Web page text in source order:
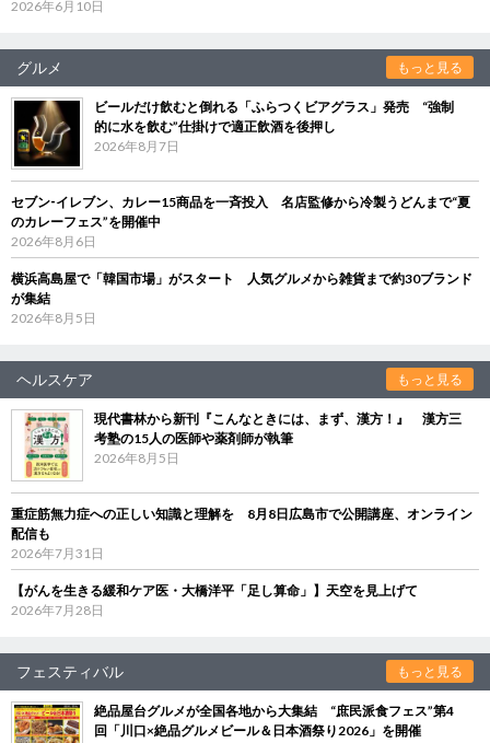
2026年6月10日
グルメ もっと見る
ビールだけ飲むと倒れる「ふらつくビアグラス」発売 “強制
的に水を飲む”仕掛けで適正飲酒を後押し
2026年8月7日
セブン‐イレブン、カレー15商品を一斉投入 名店監修から冷製うどんまで“夏
のカレーフェス”を開催中
2026年8月6日
横浜高島屋で「韓国市場」がスタート 人気グルメから雑貨まで約30ブランド
が集結
2026年8月5日
ヘルスケア もっと見る
現代書林から新刊『こんなときには、まず、漢方！』 漢方三
考塾の15人の医師や薬剤師が執筆
2026年8月5日
重症筋無力症への正しい知識と理解を 8月8日広島市で公開講座、オンライン
配信も
2026年7月31日
【がんを生きる緩和ケア医・大橋洋平「足し算命」】天空を見上げて
2026年7月28日
フェスティバル もっと見る
絶品屋台グルメが全国各地から大集結 “庶民派食フェス”第4
回「川口×絶品グルメビール＆日本酒祭り2026」を開催